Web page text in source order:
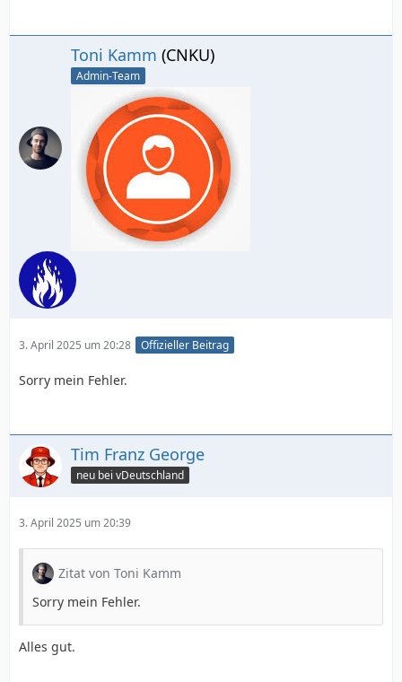
Toni Kamm (CNKU)
Admin-Team
3. April 2025 um 20:28 Offizieller Beitrag
Sorry mein Fehler.
Tim Franz George
neu bei vDeutschland
3. April 2025 um 20:39
Zitat von Toni Kamm
Sorry mein Fehler.
Alles gut.